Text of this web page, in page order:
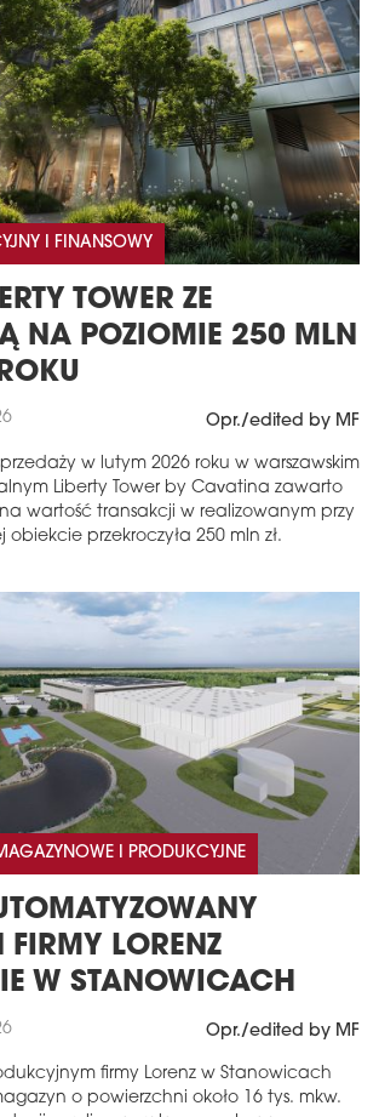
I FINANSOWY
TOWER ZE
NA POZIOMIE 250 MLN
Opr./edited by MF
w lutym 2026 roku w warszawskim
Liberty Tower by Cavatina zawarto
wartość transakcji w realizowanym przy
obiekcie przekroczyła 250 mln zł.
I PRODUKCYJNE
LORENZ
W STANOWICACH
Opr./edited by MF
firmy Lorenz w Stanowicach
o powierzchni około 16 tys. mkw.